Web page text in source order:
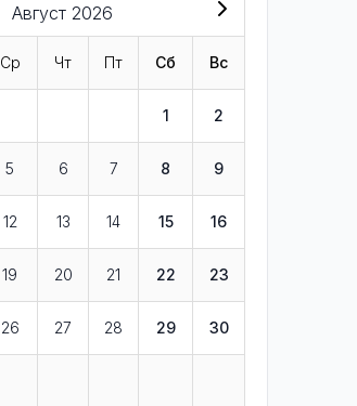
Август 2026
Ср Чт Пт Сб Вс
1 2
5 6 7 8 9
12 13 14 15 16
19 20 21 22 23
26 27 28 29 30